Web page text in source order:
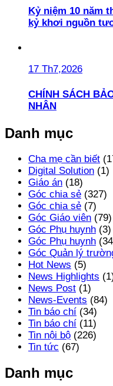
Kỷ niệm 10 năm
kỷ khơi nguồn
17 Th7,2026
CHÍNH SÁCH
NHÂN
Danh mục
Cha mẹ cần biết
Digital Solution (1)
Giáo án (18)
Góc chia sẻ (327)
Góc chia sẻ (7)
Góc Giáo viên (79)
Góc Phụ huynh (3)
Góc Phụ huynh
Góc Quản lý
Hot News (5)
News Highlights
News Post (1)
News-Events (84)
Tin báo chí (34)
Tin báo chí (11)
Tin nội bộ (226)
Tin tức (67)
Danh mục